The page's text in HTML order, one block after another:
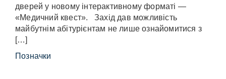
дверей у новому інтерактивному форматі —
«Медичний квест». Захід дав можливість
майбутнім абітурієнтам не лише ознайомитися з
[…]
Позначки